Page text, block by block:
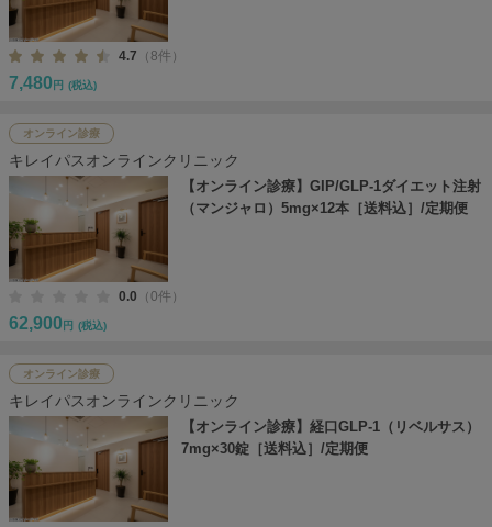
4.7 （8件）
7,480 円 (税込)
オンライン診療
キレイパスオンラインクリニック
【オンライン診療】GIP/GLP-1ダイエット注射
（マンジャロ）5mg×12本［送料込］/定期便
0.0 （0件）
62,900 円 (税込)
オンライン診療
キレイパスオンラインクリニック
【オンライン診療】経口GLP-1（リベルサス）
7mg×30錠［送料込］/定期便